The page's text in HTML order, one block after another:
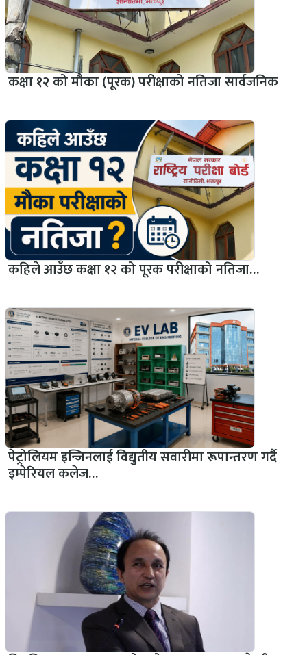
कक्षा १२ को मौका (पूरक) परीक्षाको नतिजा सार्वजनिक
कहिले आउँछ कक्षा १२ को पूरक परीक्षाको नतिजा…
पेट्रोलियम इन्जिनलाई विद्युतीय सवारीमा रूपान्तरण गर्दै
इम्पेरियल कलेज…